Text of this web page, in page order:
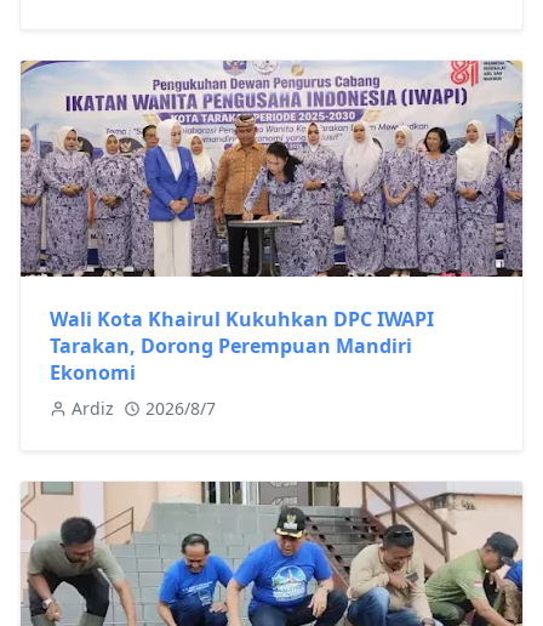
Wali Kota Khairul Kukuhkan DPC IWAPI
Tarakan, Dorong Perempuan Mandiri
Ekonomi
Ardiz 2026/8/7